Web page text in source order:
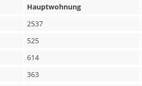
Hauptwohnung
2537
525
614
363